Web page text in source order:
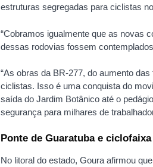
estruturas segregadas para ciclistas
“Cobramos igualmente que as novas
dessas rodovias fossem
“As obras da BR-277, do aumento
ciclistas. Isso é uma conquista do
saída do Jardim Botânico até o
segurança para milhares de
Ponte de Guaratuba e
No litoral do estado, Goura afirmou